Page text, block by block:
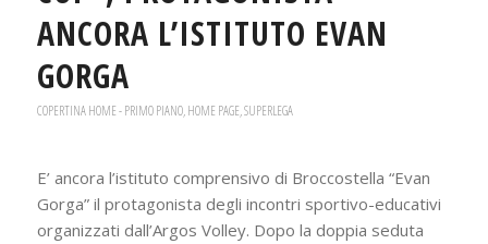
ANCORA L’ISTITUTO EVAN
GORGA
COPERTINA HOME - PRIMO PIANO,HOME PAGE,SUPERLEGA
E’ ancora l’istituto comprensivo di Broccostella “Evan
Gorga” il protagonista degli incontri sportivo-educativi
organizzati dall’Argos Volley. Dopo la doppia seduta